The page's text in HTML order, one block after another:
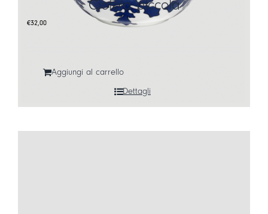
Ciotola piccola
€32,00
Aggiungi al carrello
Dettagli